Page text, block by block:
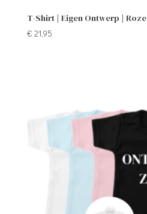
T-Shirt | Eigen Ontwerp | Roze
€ 21,95